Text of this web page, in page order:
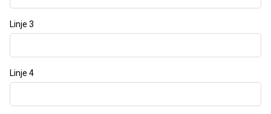
Linje 3
Linje 4